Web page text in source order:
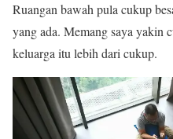
Ruangan bawah pula cukup
yang ada. Memang saya yakin
keluarga itu lebih dari cukup.